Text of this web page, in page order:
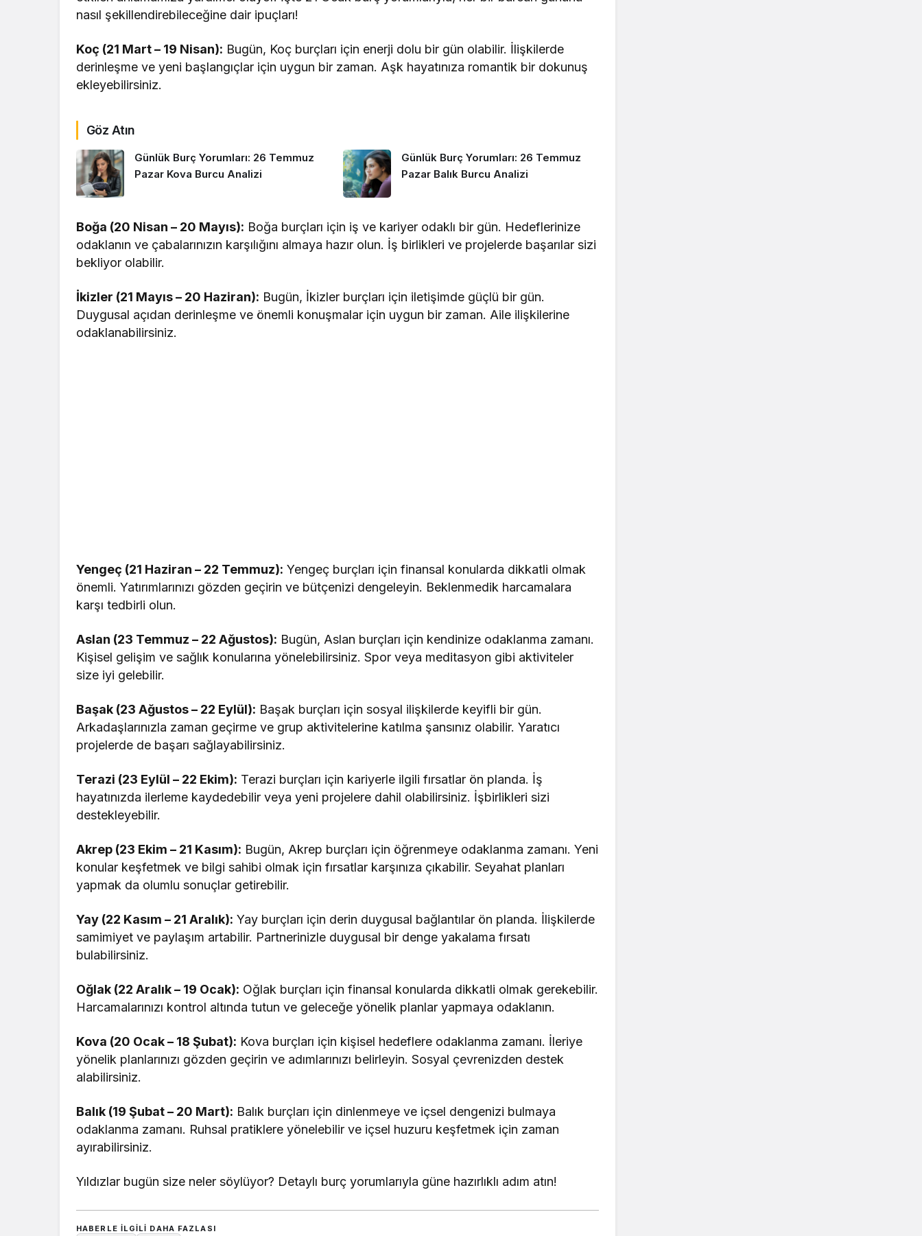
nasıl şekillendirebileceğine dair ipuçları!
Koç (21 Mart – 19 Nisan): Bugün, Koç burçları için enerji dolu bir gün olabilir. İlişkilerde
derinleşme ve yeni başlangıçlar için uygun bir zaman. Aşk hayatınıza romantik bir dokunuş
ekleyebilirsiniz.
Göz Atın
Günlük Burç Yorumları: 26 Temmuz
Pazar Kova Burcu Analizi
Günlük Burç Yorumları: 26 Temmuz
Pazar Balık Burcu Analizi
Boğa (20 Nisan – 20 Mayıs): Boğa burçları için iş ve kariyer odaklı bir gün. Hedeflerinize
odaklanın ve çabalarınızın karşılığını almaya hazır olun. İş birlikleri ve projelerde başarılar sizi
bekliyor olabilir.
İkizler (21 Mayıs – 20 Haziran): Bugün, İkizler burçları için iletişimde güçlü bir gün.
Duygusal açıdan derinleşme ve önemli konuşmalar için uygun bir zaman. Aile ilişkilerine
odaklanabilirsiniz.
Yengeç (21 Haziran – 22 Temmuz): Yengeç burçları için finansal konularda dikkatli olmak
önemli. Yatırımlarınızı gözden geçirin ve bütçenizi dengeleyin. Beklenmedik harcamalara
karşı tedbirli olun.
Aslan (23 Temmuz – 22 Ağustos): Bugün, Aslan burçları için kendinize odaklanma zamanı.
Kişisel gelişim ve sağlık konularına yönelebilirsiniz. Spor veya meditasyon gibi aktiviteler
size iyi gelebilir.
Başak (23 Ağustos – 22 Eylül): Başak burçları için sosyal ilişkilerde keyifli bir gün.
Arkadaşlarınızla zaman geçirme ve grup aktivitelerine katılma şansınız olabilir. Yaratıcı
projelerde de başarı sağlayabilirsiniz.
Terazi (23 Eylül – 22 Ekim): Terazi burçları için kariyerle ilgili fırsatlar ön planda. İş
hayatınızda ilerleme kaydedebilir veya yeni projelere dahil olabilirsiniz. İşbirlikleri sizi
destekleyebilir.
Akrep (23 Ekim – 21 Kasım): Bugün, Akrep burçları için öğrenmeye odaklanma zamanı. Yeni
konular keşfetmek ve bilgi sahibi olmak için fırsatlar karşınıza çıkabilir. Seyahat planları
yapmak da olumlu sonuçlar getirebilir.
Yay (22 Kasım – 21 Aralık): Yay burçları için derin duygusal bağlantılar ön planda. İlişkilerde
samimiyet ve paylaşım artabilir. Partnerinizle duygusal bir denge yakalama fırsatı
bulabilirsiniz.
Oğlak (22 Aralık – 19 Ocak): Oğlak burçları için finansal konularda dikkatli olmak gerekebilir.
Harcamalarınızı kontrol altında tutun ve geleceğe yönelik planlar yapmaya odaklanın.
Kova (20 Ocak – 18 Şubat): Kova burçları için kişisel hedeflere odaklanma zamanı. İleriye
yönelik planlarınızı gözden geçirin ve adımlarınızı belirleyin. Sosyal çevrenizden destek
alabilirsiniz.
Balık (19 Şubat – 20 Mart): Balık burçları için dinlenmeye ve içsel dengenizi bulmaya
odaklanma zamanı. Ruhsal pratiklere yönelebilir ve içsel huzuru keşfetmek için zaman
ayırabilirsiniz.
Yıldızlar bugün size neler söylüyor? Detaylı burç yorumlarıyla güne hazırlıklı adım atın!
HABERLE ILGILI DAHA FAZLASI